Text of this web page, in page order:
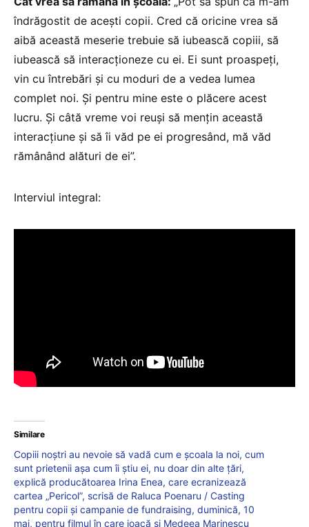
îndrăgostit de acești copii. Cred că oricine vrea să
aibă această meserie trebuie să iubească copiii, să
iubească să interacționeze cu ei. Ei sunt proaspeți,
vin cu întrebări și cu moduri de a vedea lumea
complet noi. Și pentru mine este o plăcere acest
lucru. Și câtă vreme voi reuși să mențin această
interacțiune și să îi văd pe ei progresând, mă văd
rămânând alături de ei”.
Interviul integral:
Similare
Copiii noștri au nevoie să vadă cum e școala la noi, cum
sunt prietenii așa cum îi știu ei, nu doar din alte țări,
explică producătoarea Irina Enea, care ecranizează
cartea „Pericol”, scrisă de Raluca Poenaru / Casting
pentru copii și campanie de fundraising, duminică, 10
mai, pentru filmul în care joacă și Medeea Marinescu